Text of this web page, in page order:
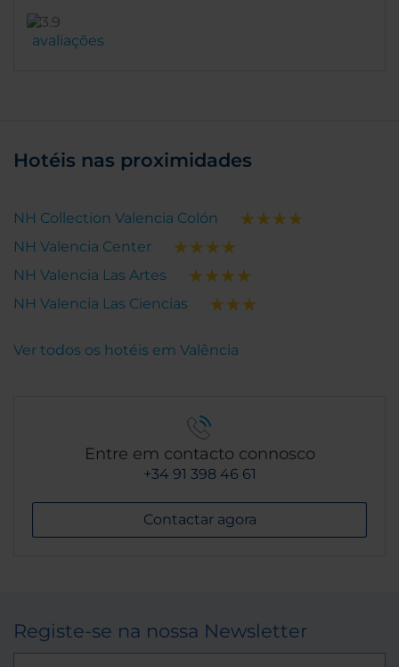
avaliações
Hotéis nas proximidades
NH Collection Valencia Colón
NH Valencia Center
NH Valencia Las Artes
NH Valencia Las Ciencias
Ver todos os hotéis em Valência
Entre em contacto connosco
+34 91 398 46 61
Contactar agora
Registe-se na nossa Newsletter